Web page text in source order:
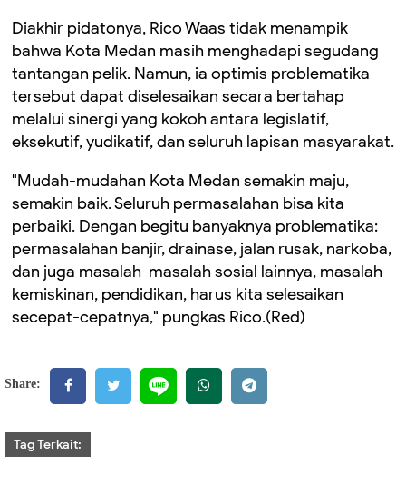
Diakhir pidatonya, Rico Waas tidak menampik
bahwa Kota Medan masih menghadapi segudang
tantangan pelik. Namun, ia optimis problematika
tersebut dapat diselesaikan secara bertahap
melalui sinergi yang kokoh antara legislatif,
eksekutif, yudikatif, dan seluruh lapisan masyarakat.
"Mudah-mudahan Kota Medan semakin maju,
semakin baik. Seluruh permasalahan bisa kita
perbaiki. Dengan begitu banyaknya problematika:
permasalahan banjir, drainase, jalan rusak, narkoba,
dan juga masalah-masalah sosial lainnya, masalah
kemiskinan, pendidikan, harus kita selesaikan
secepat-cepatnya," pungkas Rico.(Red)
Share:
Tag Terkait: